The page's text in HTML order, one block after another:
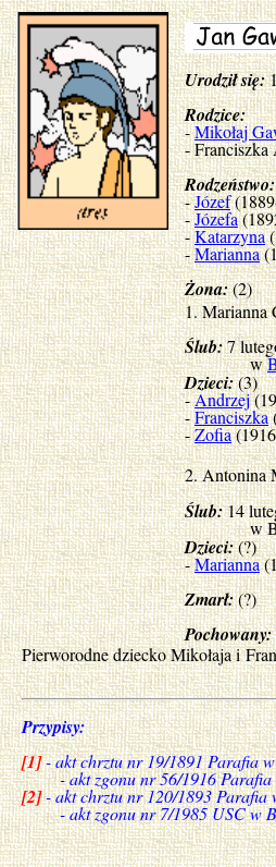
Urodził się:
(par. i
Rodzice:
-Mikołaj
- Franciszka
Rodzeństwo:
-Józef
-Józefa
-Katarzyna
-Marianna
Żona:(2)
1. Marianna
Ślub:7
w
Dzieci:(3)
-Andrzej
-Franciszka
-Zofia
2. Antonina
Ślub:14
w
Dzieci:(?)
-Marianna
Zmarł:(?)
Pochowany:
Pierworodne dziecko Mikołaja i
Przypisy:
[1]- akt chrztu nr 19/1891 Parafia
- akt zgonu nr 56/1916 Parafia
[2]- akt chrztu nr 120/1893
- akt zgonu nr 7/1985 USC w